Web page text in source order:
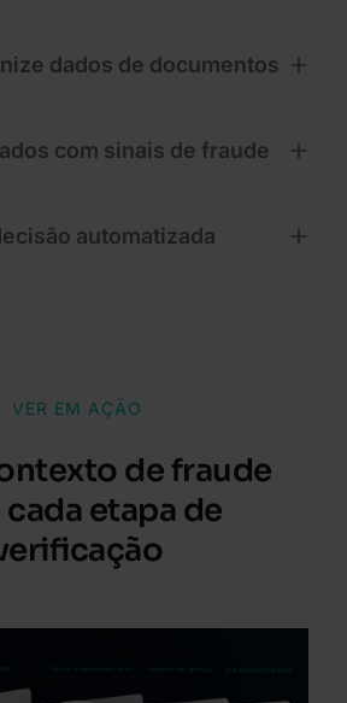
dados de documentos
com sinais de fraude
automatizada
VER EM AÇÃO
de fraude
cada etapa de